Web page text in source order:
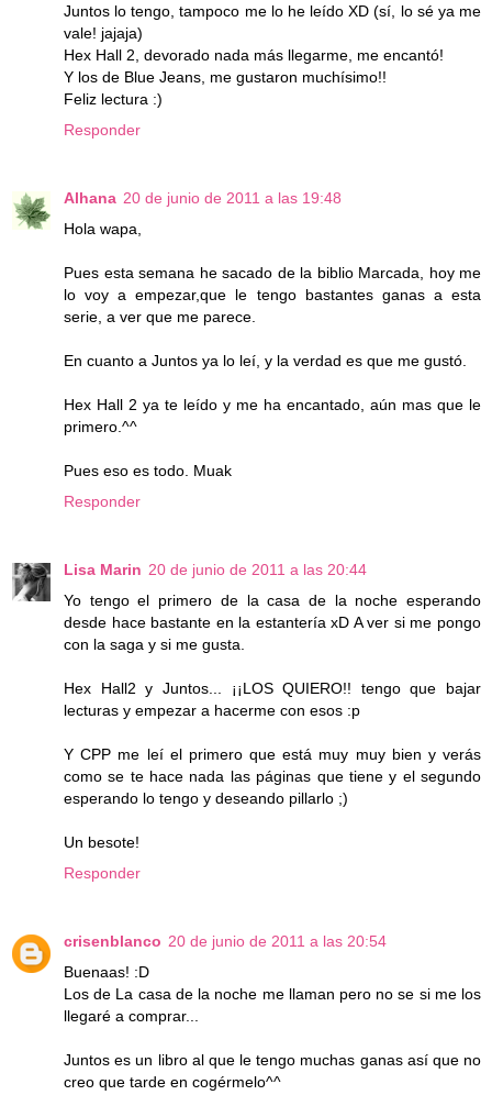
Juntos lo tengo, tampoco me lo he leído XD (sí, lo sé ya me
vale! jajaja)
Hex Hall 2, devorado nada más llegarme, me encantó!
Y los de Blue Jeans, me gustaron muchísimo!!
Feliz lectura :)
Responder
Alhana 20 de junio de 2011 a las 19:48
Hola wapa,
Pues esta semana he sacado de la biblio Marcada, hoy me
lo voy a empezar,que le tengo bastantes ganas a esta
serie, a ver que me parece.
En cuanto a Juntos ya lo leí, y la verdad es que me gustó.
Hex Hall 2 ya te leído y me ha encantado, aún mas que le
primero.^^
Pues eso es todo. Muak
Responder
Lisa Marin 20 de junio de 2011 a las 20:44
Yo tengo el primero de la casa de la noche esperando
desde hace bastante en la estantería xD A ver si me pongo
con la saga y si me gusta.
Hex Hall2 y Juntos... ¡¡LOS QUIERO!! tengo que bajar
lecturas y empezar a hacerme con esos :p
Y CPP me leí el primero que está muy muy bien y verás
como se te hace nada las páginas que tiene y el segundo
esperando lo tengo y deseando pillarlo ;)
Un besote!
Responder
crisenblanco 20 de junio de 2011 a las 20:54
Buenaas! :D
Los de La casa de la noche me llaman pero no se si me los
llegaré a comprar...
Juntos es un libro al que le tengo muchas ganas así que no
creo que tarde en cogérmelo^^